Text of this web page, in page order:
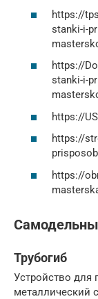
https://
stanki-i-
https://
stanki-i-
https://
https://
https://
Трубогиб
Устройство для
металлический